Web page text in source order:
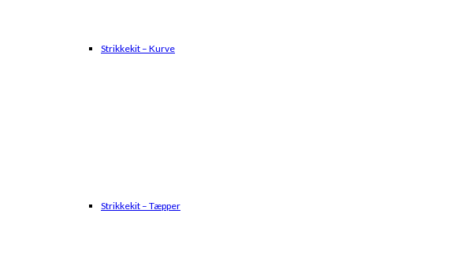
Strikkekit – Kurve
Strikkekit – Tæpper